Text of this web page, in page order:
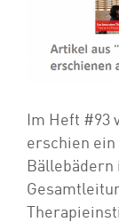
Im Heft #93
erschien ein